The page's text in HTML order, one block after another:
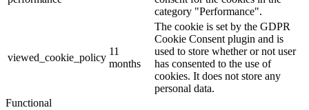
category "Performance".
viewed_cookie_policy
11
months
The cookie is set by the GDPR
Cookie Consent plugin and is
used to store whether or not user
has consented to the use of
cookies. It does not store any
personal data.
Functional